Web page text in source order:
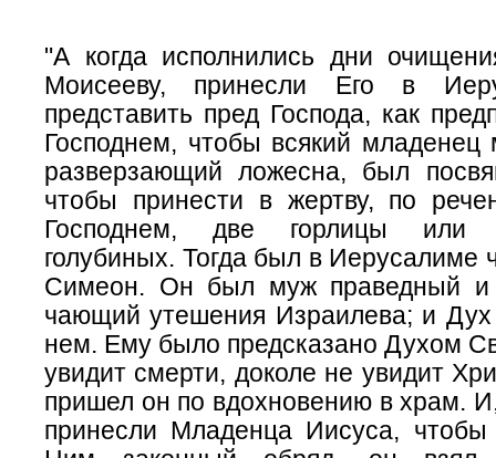
"А когда исполнились дни
Моисееву, принесли Его в
представить пред Господа, как
Господнем, чтобы всякий младенец
разверзающий ложесна, был
чтобы принести в жертву, по
Господнем, две горлицы или
голубиных. Тогда был в Иерусалиме
Симеон. Он был муж праведный и
чающий утешения Израилева; и
нем. Ему было предсказано Духом
увидит смерти, доколе не увидит
пришел он по вдохновению в храм.
принесли Младенца Иисуса,